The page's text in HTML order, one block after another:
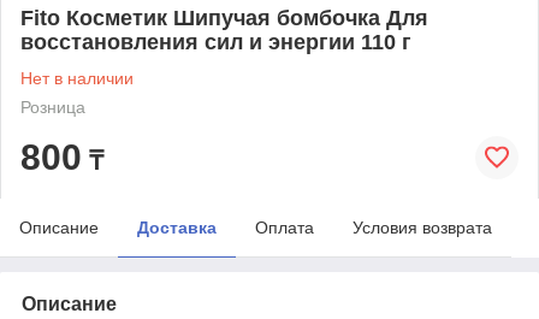
Fito Косметик Шипучая бомбочка Для
восстановления сил и энергии 110 г
Нет в наличии
Розница
800 ₸
Описание Доставка Оплата Условия возврата
Описание